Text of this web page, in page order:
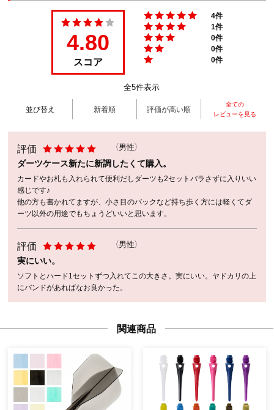
4.80
スコア
4件
1件
0件
0件
0件
全5件表示
並び替え 新着順 評価が高い順
全ての
レビューを見る
評価 （男性）
ダーツケース新たに新調したくて購入。
カードやお札も入れられて便利だしダーツも2セットバラさずに入りいい
感じです♪
他の方も書かれてますが、小さ目のバックなど持ち歩く方には軽くてダ
ーツ以外の用途でもちょうどいいと思います。
評価 （男性）
実にいい。
ソフトとハード1セットずつ入れてこの大きさ。実にいい。ヤドカリの上
にバンドがあればなお良かった。
関連商品